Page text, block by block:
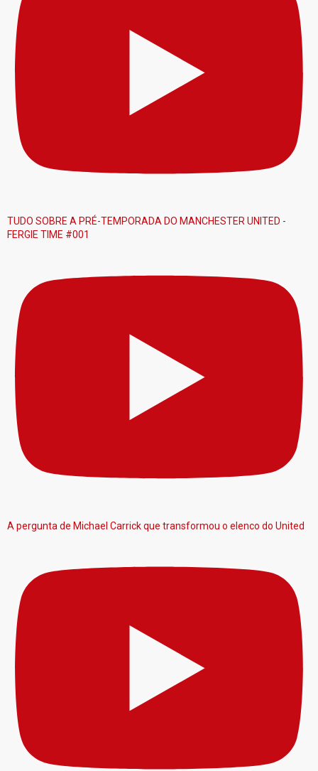
TUDO SOBRE A PRÉ-TEMPORADA DO MANCHESTER UNITED -
FERGIE TIME #001
A pergunta de Michael Carrick que transformou o elenco do United